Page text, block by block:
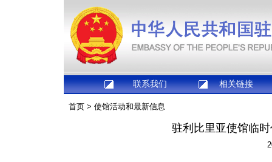
联系我们 相关链接
首页 > 使馆活动和最新信息
驻利比里亚使馆临